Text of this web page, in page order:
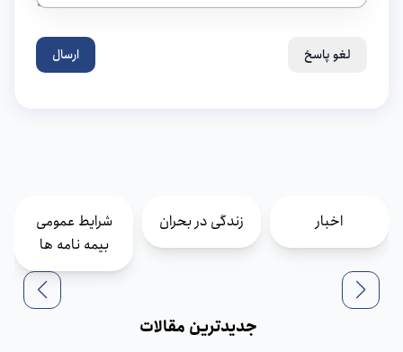
لغو پاسخ ارسال
اخبار زندگی در بحران
شرایط عمومی
بیمه نامه ها
جدیدترین مقالات